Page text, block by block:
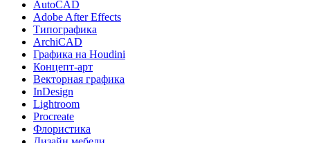
AutoCAD
Adobe After Effects
Типографика
ArchiCAD
Графика на Houdini
Концепт-арт
Векторная графика
InDesign
Lightroom
Procreate
Флористика